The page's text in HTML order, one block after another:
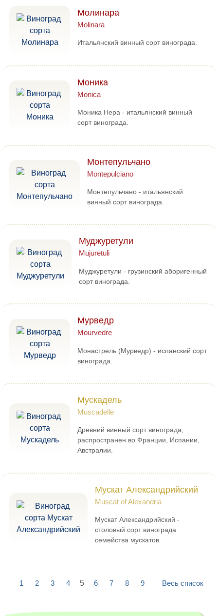
Молинара
Molinara
Итальянский винный сорт винограда.
Моника
Monica
Моника Нера - итальянский винный
сорт винограда.
Монтепульчано
Montepulciano
Монтепульчано - итальянский
винный сорт винограда.
Муджуретули
Mujuretuli
Муджуретули - грузинский аборигенный
сорт винограда.
Мурведр
Mourvedre
Монастрель (Мурведр) - испанский сорт
винограда.
Мускадель
Muscadelle
Древний винный сорт винограда,
распространен во Франции, Испании,
Австралии.
Мускат Александрийский
Muscat of Alexandria
Мускат Александрийский -
столовый сорт винограда
семейства мускатов.
1 2 3 4 5 6 7 8 9 Весь список